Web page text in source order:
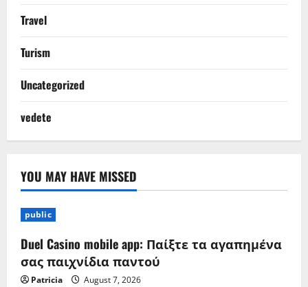
Travel
Turism
Uncategorized
vedete
YOU MAY HAVE MISSED
public
Duel Casino mobile app: Παίξτε τα αγαπημένα
σας παιχνίδια παντού
Patricia August 7, 2026